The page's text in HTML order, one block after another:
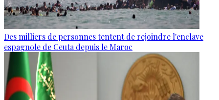
Des milliers de personnes tentent de rejoindre l'enclave
espagnole de Ceuta depuis le Maroc